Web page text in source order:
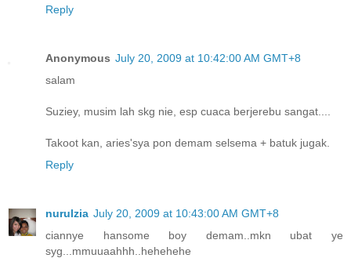
Reply
Anonymous July 20, 2009 at 10:42:00 AM GMT+8
salam
Suziey, musim lah skg nie, esp cuaca berjerebu sangat....
Takoot kan, aries'sya pon demam selsema + batuk jugak.
Reply
nurulzia July 20, 2009 at 10:43:00 AM GMT+8
ciannye hansome boy demam..mkn ubat ye
syg...mmuuaahhh..hehehehe